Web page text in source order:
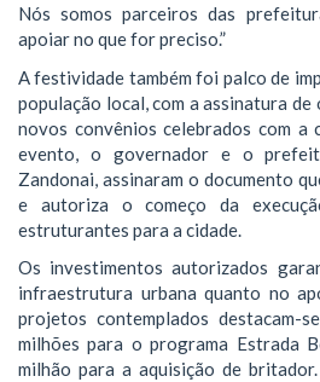
Nós somos parceiros das
apoiar no que for preciso.”
A festividade também foi palco de
população local, com a assinatura
novos convênios celebrados com a
evento, o governador e o
Zandonai, assinaram o documento
e autoriza o começo da
estruturantes para a cidade.
​Os investimentos autorizados
infraestrutura urbana quanto no
projetos contemplados destacam-
milhões para o programa Estrada
milhão para a aquisição de